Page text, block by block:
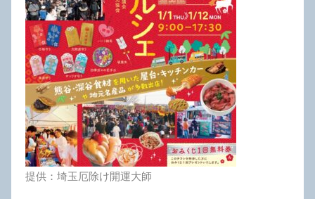
提供：埼玉厄除け開運大師